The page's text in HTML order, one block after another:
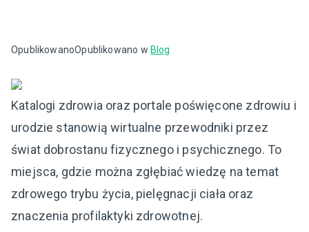
OpublikowanoOpublikowano w Blog
Katalogi zdrowia oraz portale poświęcone zdrowiu i
urodzie stanowią wirtualne przewodniki przez
świat dobrostanu fizycznego i psychicznego. To
miejsca, gdzie można zgłębiać wiedzę na temat
zdrowego trybu życia, pielęgnacji ciała oraz
znaczenia profilaktyki zdrowotnej.